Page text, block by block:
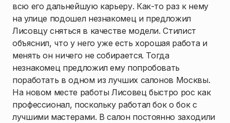
всю его дальнейшую карьеру. Как-то раз к нему
на улице подошел незнакомец и предложил
Лисовцу сняться в качестве модели. Стилист
объяснил, что у него уже есть хорошая работа и
менять он ничего не собирается. Тогда
незнакомец предложил ему попробовать
поработать в одном из лучших салонов Москвы.
На новом месте работы Лисовец быстро рос как
профессионал, поскольку работал бок о бок с
лучшими мастерами. В салон постоянно заходили